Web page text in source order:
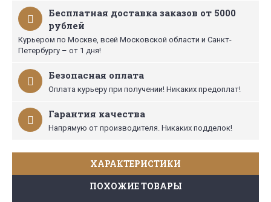
Бесплатная доставка заказов от 5000
рублей
Курьером по Москве, всей Московской области и Санкт-
Петербургу – от 1 дня!
Безопасная оплата
Оплата курьеру при получении! Никаких предоплат!
Гарантия качества
Напрямую от производителя. Никаких подделок!
ХАРАКТЕРИСТИКИ
ПОХОЖИЕ ТОВАРЫ